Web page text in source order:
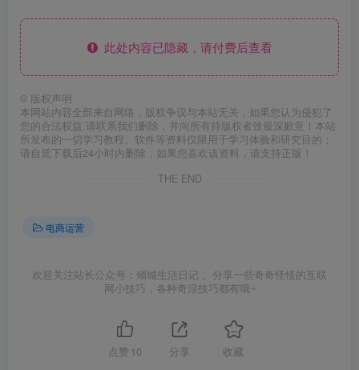
此处内容已隐藏，请付费后查看
© 版权声明
本网站内容全部来自网络，版权争议与本站无关，如果您认为侵犯了
您的合法权益,请联系我们删除，并向所有持版权者致最深歉意！本站
所发布的一切学习教程、软件等资料仅限用于学习体验和研究目的；
请自觉下载后24小时内删除，如果您喜欢该资料，请支持正版！
THE END
电商运营
欢迎关注站长公众号：倾城生活日记 。分享一些奇奇怪怪的互联
网小技巧，各种奇淫技巧都有哦~
点赞 10 分享 收藏